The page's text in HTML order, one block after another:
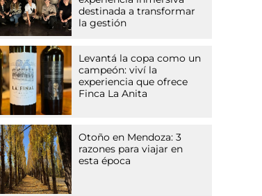
destinada a transformar
la gestión
Levantá la copa como un
campeón: viví la
experiencia que ofrece
Finca La Anita
Otoño en Mendoza: 3
razones para viajar en
esta época